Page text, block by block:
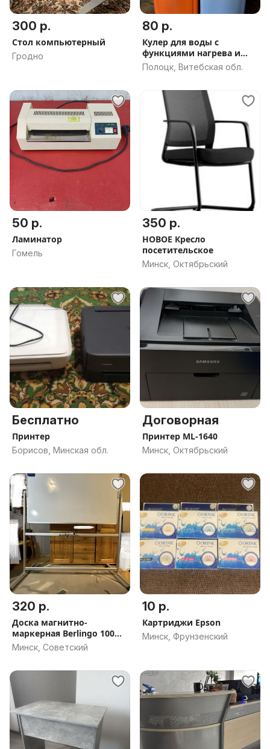
300 р.
Cтол компьютерный
Гродно
80 р.
Кулер для воды с
функциями нагрева и
охлаждения.
Полоцк, Витебская обл.
50 р.
Ламинатор
Гомель
350 р.
НОВОЕ Кресло
посетительское
Минск, Октябрьский
Бесплатно
Принтер
Борисов, Минская обл.
Договорная
Принтер ML-1640
Минск, Октябрьский
320 р.
Доска магнитно-
маркерная Berlingo 100
150 premium
Минск, Советский
10 р.
Картриджи Epson
Минск, Фрунзенский